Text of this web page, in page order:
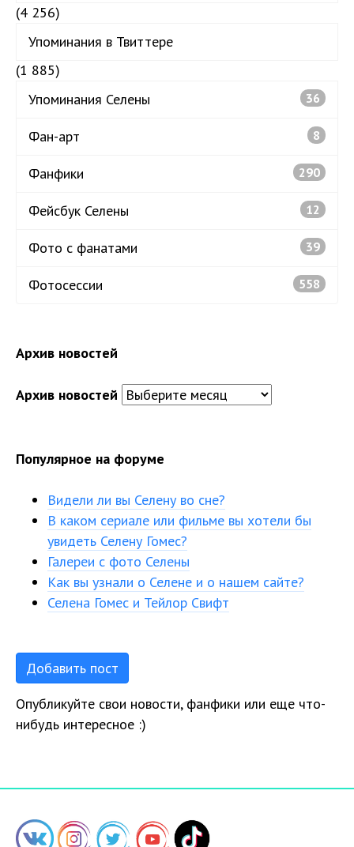
(4 256)
Упоминания в Твиттере
(1 885)
Упоминания Селены
36
Фан-арт 8
Фанфики 290
Фейсбук Селены 12
Фото с фанатами 39
Фотосессии 558
Архив новостей
Архив новостей
Популярное на форуме
Видели ли вы Селену во сне?
В каком сериале или фильме вы хотели бы
увидеть Селену Гомес?
Галереи с фото Селены
Как вы узнали о Селене и о нашем сайте?
Селена Гомес и Тейлор Свифт
Добавить пост
Опубликуйте свои новости, фанфики или еще что-
нибудь интересное :)